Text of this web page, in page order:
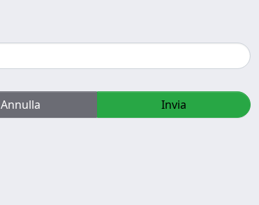
Annulla Invia